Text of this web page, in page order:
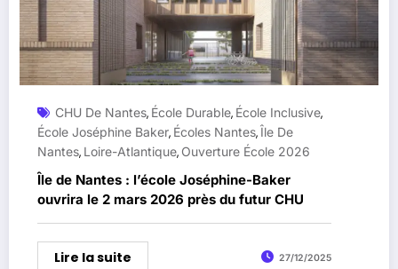
CHU De Nantes, École Durable, École Inclusive,
École Joséphine Baker, Écoles Nantes,Île De
Nantes, Loire-Atlantique, Ouverture École 2026
Île de Nantes : l’école Joséphine-Baker
ouvrira le 2 mars 2026 près du futur CHU
Lire la suite 27/12/2025